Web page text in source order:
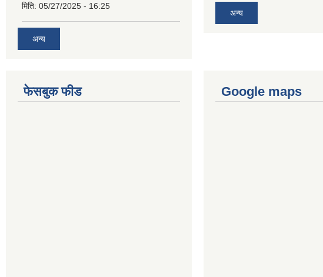
मिति: 05/27/2025 - 16:25
अन्य
अन्य
फेसबुक फीड Google maps